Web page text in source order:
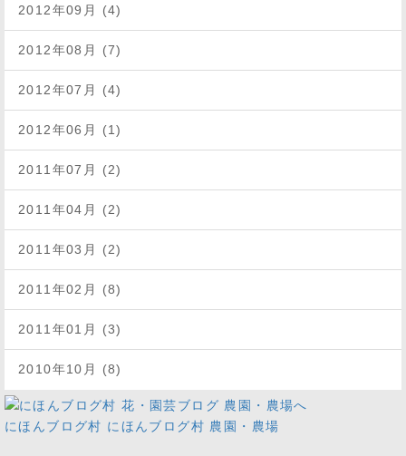
2012年09月 (4)
2012年08月 (7)
2012年07月 (4)
2012年06月 (1)
2011年07月 (2)
2011年04月 (2)
2011年03月 (2)
2011年02月 (8)
2011年01月 (3)
2010年10月 (8)
にほんブログ村 にほんブログ村 農園・農場